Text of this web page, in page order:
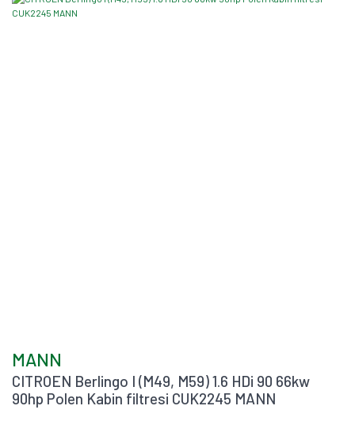
MANN
CITROEN Berlingo I (M49, M59) 1.6 HDi 90 66kw
90hp Polen Kabin filtresi CUK2245 MANN